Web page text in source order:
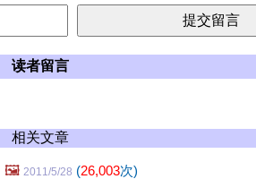
读者留言
相关文章
🖼️ 2011/5/28 (26,003次)